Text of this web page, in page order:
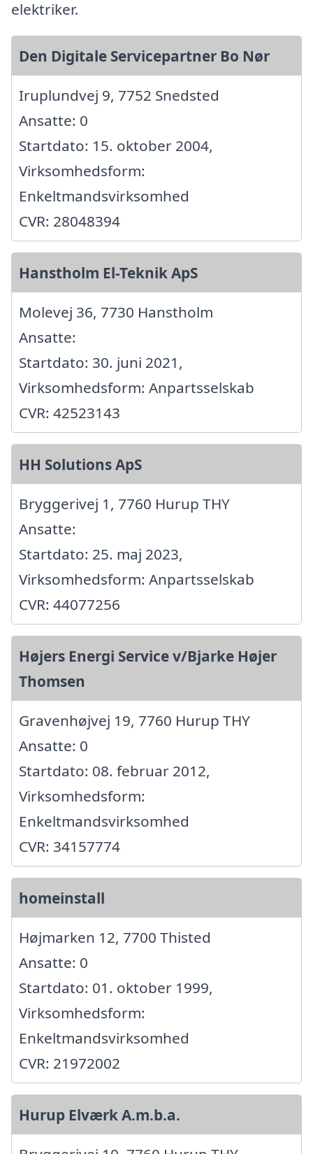
elektriker.
Den Digitale Servicepartner Bo Nør
Iruplundvej 9, 7752 Snedsted
Ansatte: 0
Startdato: 15. oktober 2004,
Virksomhedsform:
Enkeltmandsvirksomhed
CVR: 28048394
Hanstholm El-Teknik ApS
Molevej 36, 7730 Hanstholm
Ansatte:
Startdato: 30. juni 2021,
Virksomhedsform: Anpartsselskab
CVR: 42523143
HH Solutions ApS
Bryggerivej 1, 7760 Hurup THY
Ansatte:
Startdato: 25. maj 2023,
Virksomhedsform: Anpartsselskab
CVR: 44077256
Højers Energi Service v/Bjarke Højer
Thomsen
Gravenhøjvej 19, 7760 Hurup THY
Ansatte: 0
Startdato: 08. februar 2012,
Virksomhedsform:
Enkeltmandsvirksomhed
CVR: 34157774
homeinstall
Højmarken 12, 7700 Thisted
Ansatte: 0
Startdato: 01. oktober 1999,
Virksomhedsform:
Enkeltmandsvirksomhed
CVR: 21972002
Hurup Elværk A.m.b.a.